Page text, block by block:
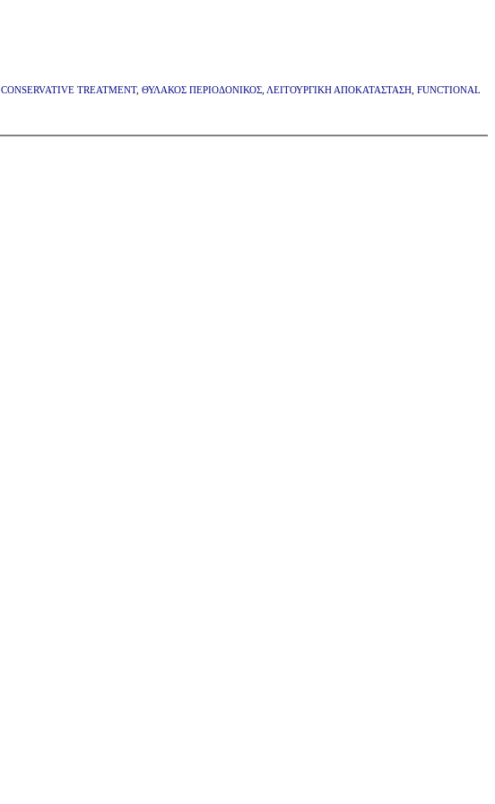
CONSERVATIVE TREATMENT, ΘΥΛΑΚΟΣ ΠΕΡΙΟΔΟΝΙΚΟΣ, ΛΕΙΤΟΥΡΓΙΚΗ ΑΠΟΚΑΤΑΣΤΑΣΗ, FUNCTIONAL